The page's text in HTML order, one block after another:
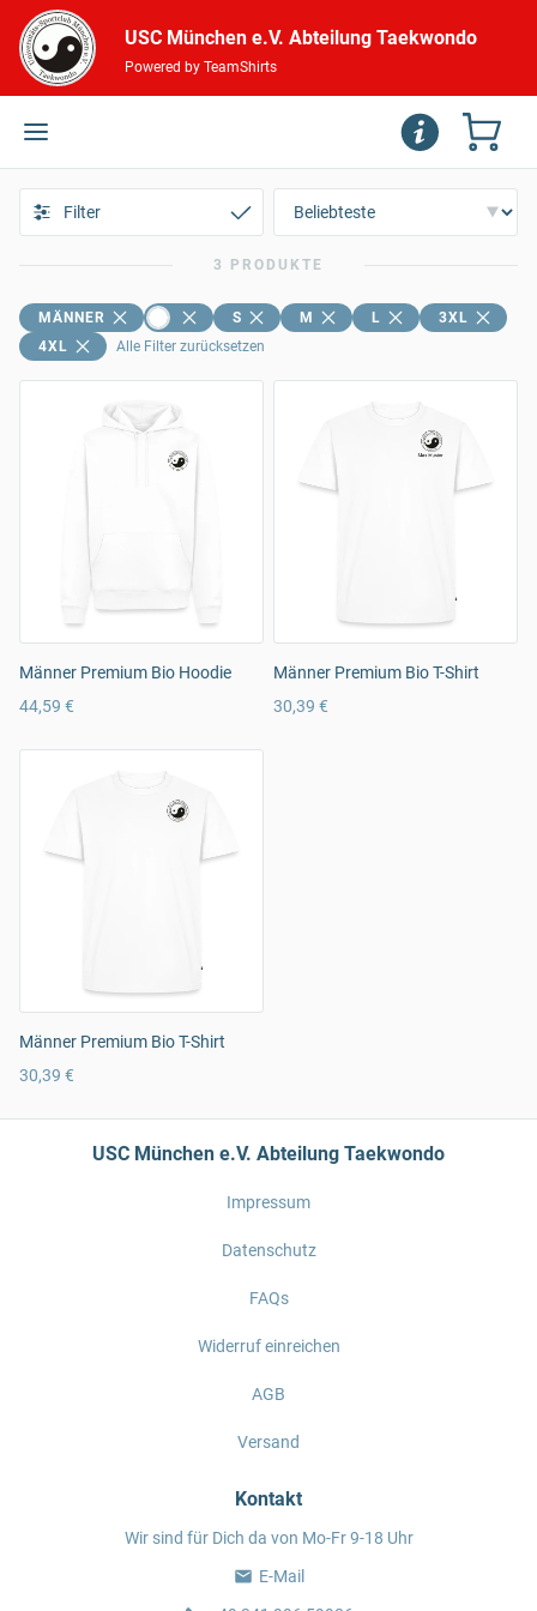
USC München e.V. Abteilung Taekwondo
Powered by TeamShirts
Filter
3 PRODUKTE
MÄNNER S M L
3XL
4XL
Alle Filter zurücksetzen
Männer Premium Bio Hoodie
44,59 €
Männer Premium Bio T-Shirt
30,39 €
Männer Premium Bio T-Shirt
30,39 €
USC München e.V. Abteilung Taekwondo
Impressum
Datenschutz
FAQs
Widerruf einreichen
AGB
Versand
Kontakt
Wir sind für Dich da von Mo-Fr 9-18 Uhr
E-Mail